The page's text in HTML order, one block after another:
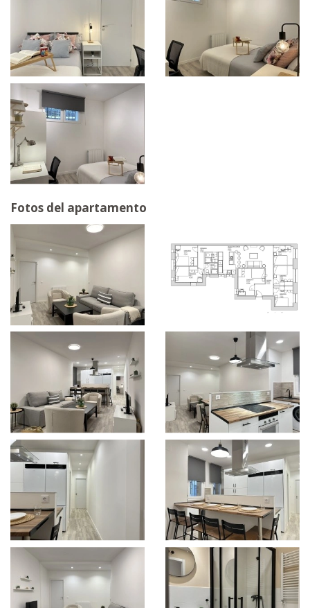
Fotos del apartamento